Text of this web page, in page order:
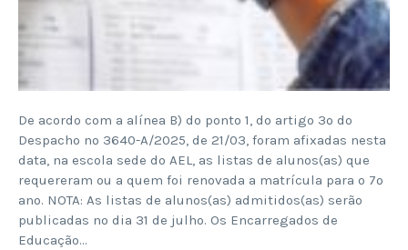
De acordo com a alínea B) do ponto 1, do artigo 3º do
Despacho nº 3640-A/2025, de 21/03, foram afixadas nesta
data, na escola sede do AEL, as listas de alunos(as) que
requereram ou a quem foi renovada a matrícula para o 7º
ano. NOTA: As listas de alunos(as) admitidos(as) serão
publicadas no dia 31 de julho. Os Encarregados de
Educação…